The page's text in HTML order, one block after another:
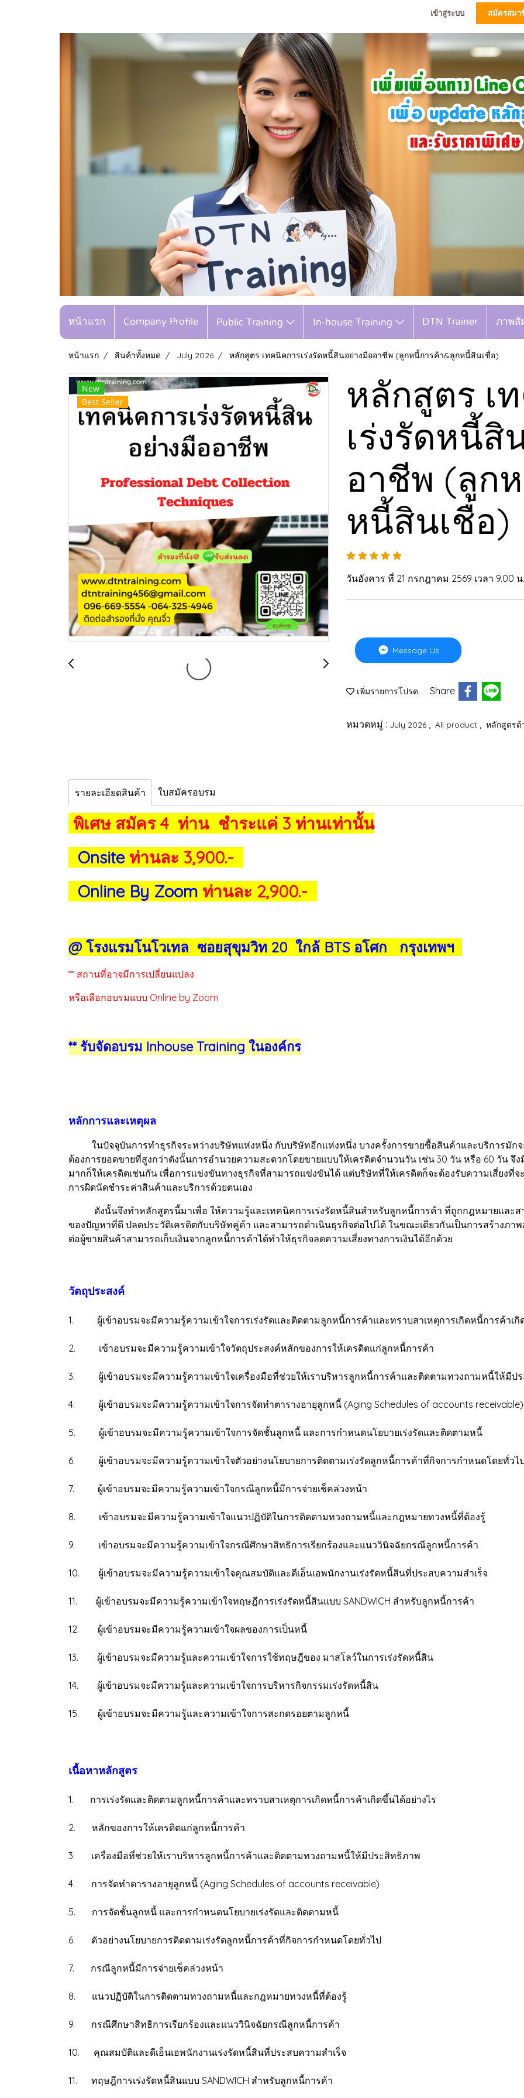
เข้าสู่ระบบ สมัครสมา
หน้าแรก Company Profile Public Training In-house Training DTN Trainer ภาพสั
หน้าแรก สินค้าทั้งหมด July 2026 หลักสูตร เทคนิคการเร่งรัดหนี้สินอย่างมืออาชีพ (ลูกหนี้การค้า&ลูกหนี้สินเชื่อ)
New
Best Seller
หลักสูตร เ
เร่งรัดหนี้สิ
อาชีพ (ลูก
หนี้สินเชื่อ)
วันอังคาร ที่ 21 กรกฎาคม 2569 เวลา 9.00 น
Message Us
เพิ่มรายการโปรด Share
หมวดหมู่ : July 2026 All product หลักสูตรด้
รายละเอียดสินค้า ใบสมัครอบรม
พิเศษ สมัคร 4 ท่าน ชำระแค่ 3 ท่านเท่านั้น
Onsite ท่านละ 3,900.-
Online By Zoom ท่านละ 2,900.-
@ โรงแรมโนโวเทล ซอยสุขุมวิท 20 ใกล้ BTS อโศก กรุงเทพฯ
** สถานที่อาจมีการเปลี่ยนแปลง
หรือเลือกอบรมแบบ Online by Zoom
** รับจัดอบรม Inhouse Training ในองค์กร
หลักการและเหตุผล
ในปัจจุบันการทำธุรกิจระหว่างบริษัทแห่งหนึ่ง กับบริษัทอีกแห่งหนึ่ง บางครั้งการขายซื้อสินค้าและบริการมักจะ
ต้องการยอดขายที่สูงกว่าดังนั้นการอำนวยความสะดวกโดยขายแบบให้เครดิตจำนวนวัน เช่น 30 วัน หรือ 60 วัน จึ
มากก็ให้เครดิตเช่นกัน เพื่อการแข่งขันทางธุรกิจที่สามารถแข่งขันได้ แต่บริษัทที่ให้เครดิตก็จะต้องรับความเสี่ยง
การผิดนัดชำระค่าสินค้าและบริการด้วยตนเอง
ดังนั้นจึงทำหลักสูตรนี้มาเพื่อ ให้ความรู้และเทคนิคการเร่งรัดหนี้สินสำหรับลูกหนี้การค้า ที่ถูกกฎหมายและส
ของปัญหาที่ดี ปลดประวัติเครดิตกับบริษัทคู่ค้า และสามารถดำเนินธุรกิจต่อไปได้ ในขณะเดียวกันเป็นการสร้างภ
ต่อผู้ขายสินค้าสามารถเก็บเงินจากลูกหนี้การค้าได้ทำให้ธุรกิจลดความเสี่ยงทางการเงินได้อีกด้วย
วัตถุประสงค์
1. ผู้เข้าอบรมจะมีความรู้ความเข้าใจการเร่งรัดและติดตามลูกหนี้การค้าและทราบสาเหตุการเกิดหนี้การค้าเกิ
2. เข้าอบรมจะมีความรู้ความเข้าใจวัตถุประสงค์หลักของการให้เครดิตแก่ลูกหนี้การค้า
3. ผู้เข้าอบรมจะมีความรู้ความเข้าใจเครื่องมือที่ช่วยให้เราบริหารลูกหนี้การค้าและติดตามทวงถามหนี้ให้มีป
4. ผู้เข้าอบรมจะมีความรู้ความเข้าใจการจัดทำตารางอายุลูกหนี้ (Aging Schedules of accounts receivable)
5. ผู้เข้าอบรมจะมีความรู้ความเข้าใจการจัดชั้นลูกหนี้ และการกำหนดนโยบายเร่งรัดและติดตามหนี้
6. ผู้เข้าอบรมจะมีความรู้ความเข้าใจตัวอย่างนโยบายการติดตามเร่งรัดลูกหนี้การค้าที่กิจการกำหนดโดยทั่วไ
7. ผู้เข้าอบรมจะมีความรู้ความเข้าใจกรณีลูกหนี้มีการจ่ายเช็คล่วงหน้า
8. เข้าอบรมจะมีความรู้ความเข้าใจแนวปฏิบัติในการติดตามทวงถามหนี้และกฎหมายทวงหนี้ที่ต้องรู้
9. เข้าอบรมจะมีความรู้ความเข้าใจกรณีศึกษาสิทธิการเรียกร้องและแนววินิจฉัยกรณีลูกหนี้การค้า
10. ผู้เข้าอบรมจะมีความรู้ความเข้าใจคุณสมบัติและดีเอ็นเอพนักงานเร่งรัดหนี้สินที่ประสบความสำเร็จ
11. ผู้เข้าอบรมจะมีความรู้ความเข้าใจทฤษฎีการเร่งรัดหนี้สินแบบ SANDWICH สำหรับลูกหนี้การค้า
12. ผู้เข้าอบรมจะมีความรู้ความเข้าใจผลของการเป็นหนี้
13. ผู้เข้าอบรมจะมีความรู้และความเข้าใจการใช้ทฤษฎีของ มาสโลว์ในการเร่งรัดหนี้สิน
14. ผู้เข้าอบรมจะมีความรู้และความเข้าใจการบริหารกิจกรรมเร่งรัดหนี้สิน
15. ผู้เข้าอบรมจะมีความรู้และความเข้าใจการสะกดรอยตามลูกหนี้
เนื้อหาหลักสูตร
1. การเร่งรัดและติดตามลูกหนี้การค้าและทราบสาเหตุการเกิดหนี้การค้าเกิดขึ้นได้อย่างไร
2. หลักของการให้เครดิตแก่ลูกหนี้การค้า
3. เครื่องมือที่ช่วยให้เราบริหารลูกหนี้การค้าและติดตามทวงถามหนี้ให้มีประสิทธิภาพ
4. การจัดทำตารางอายุลูกหนี้ (Aging Schedules of accounts receivable)
5. การจัดชั้นลูกหนี้ และการกำหนดนโยบายเร่งรัดและติดตามหนี้
6. ตัวอย่างนโยบายการติดตามเร่งรัดลูกหนี้การค้าที่กิจการกำหนดโดยทั่วไป
7. กรณีลูกหนี้มีการจ่ายเช็คล่วงหน้า
8. แนวปฏิบัติในการติดตามทวงถามหนี้และกฎหมายทวงหนี้ที่ต้องรู้
9. กรณีศึกษาสิทธิการเรียกร้องและแนววินิจฉัยกรณีลูกหนี้การค้า
10. คุณสมบัติและดีเอ็นเอพนักงานเร่งรัดหนี้สินที่ประสบความสำเร็จ
11. ทฤษฎีการเร่งรัดหนี้สินแบบ SANDWICH สำหรับลูกหนี้การค้า